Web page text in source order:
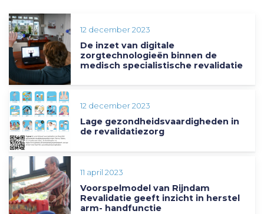
12 december 2023
De inzet van digitale
zorgtechnologieën binnen de
medisch specialistische revalidatie
12 december 2023
Lage gezondheidsvaardigheden in
de revalidatiezorg
11 april 2023
Voorspelmodel van Rijndam
Revalidatie geeft inzicht in herstel
arm- handfunctie